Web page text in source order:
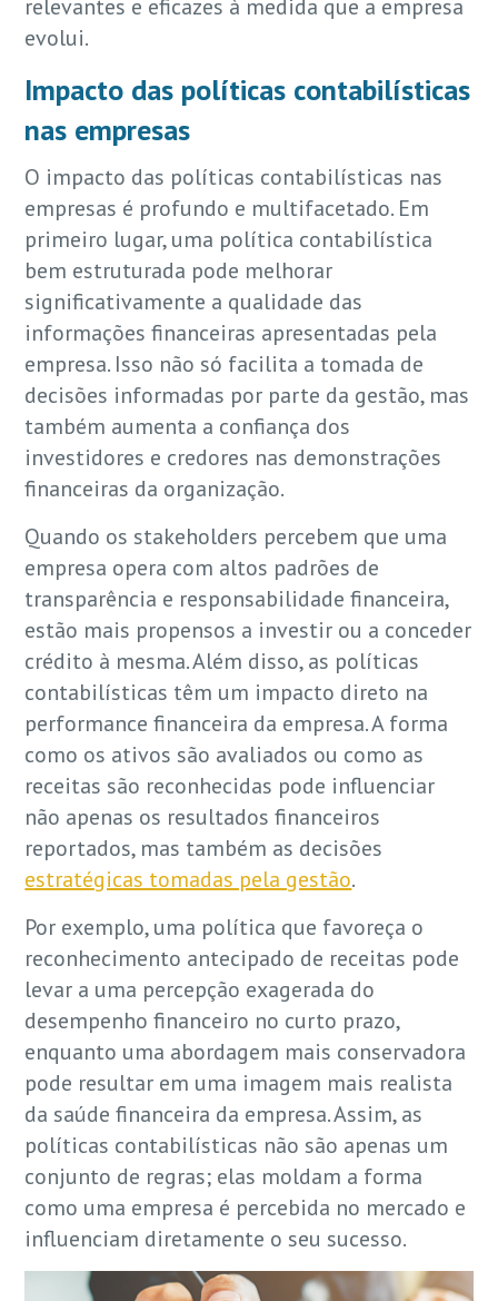
relevantes e eficazes à medida que a empresa
evolui.
Impacto das políticas contabilísticas
nas empresas
O impacto das políticas contabilísticas nas
empresas é profundo e multifacetado. Em
primeiro lugar, uma política contabilística
bem estruturada pode melhorar
significativamente a qualidade das
informações financeiras apresentadas pela
empresa. Isso não só facilita a tomada de
decisões informadas por parte da gestão, mas
também aumenta a confiança dos
investidores e credores nas demonstrações
financeiras da organização.
Quando os stakeholders percebem que uma
empresa opera com altos padrões de
transparência e responsabilidade financeira,
estão mais propensos a investir ou a conceder
crédito à mesma. Além disso, as políticas
contabilísticas têm um impacto direto na
performance financeira da empresa. A forma
como os ativos são avaliados ou como as
receitas são reconhecidas pode influenciar
não apenas os resultados financeiros
reportados, mas também as decisões
estratégicas tomadas pela gestão.
Por exemplo, uma política que favoreça o
reconhecimento antecipado de receitas pode
levar a uma percepção exagerada do
desempenho financeiro no curto prazo,
enquanto uma abordagem mais conservadora
pode resultar em uma imagem mais realista
da saúde financeira da empresa. Assim, as
políticas contabilísticas não são apenas um
conjunto de regras; elas moldam a forma
como uma empresa é percebida no mercado e
influenciam diretamente o seu sucesso.